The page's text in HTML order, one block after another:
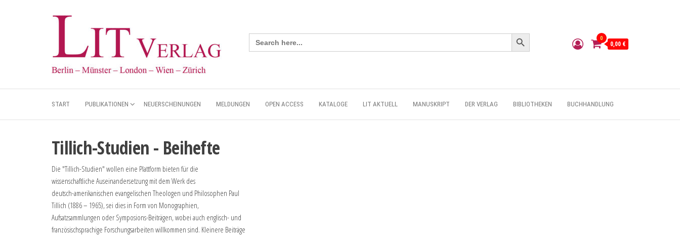
Search
for:
Search Button
0
0,00 €
START PUBLIKATIONEN NEUERSCHEINUNGEN MELDUNGEN OPEN ACCESS KATALOGE LIT AKTUELL MANUSKRIPT DER VERLAG BIBLIOTHEKEN BUCHHANDLUNG
Tillich-Studien - Beihefte
Die "Tillich-Studien" wollen eine Plattform bieten für die
wissenschaftliche Auseinandersetzung mit dem Werk des
deutsch-amerikanischen evangelischen Theologen und Philosophen Paul
Tillich (1886 – 1965), sei dies in Form von Monographien,
Aufsatzsammlungen oder Symposions-Beiträgen, wobei auch englisch- und
französischsprachige Forschungsarbeiten willkommen sind. Kleinere Beiträge